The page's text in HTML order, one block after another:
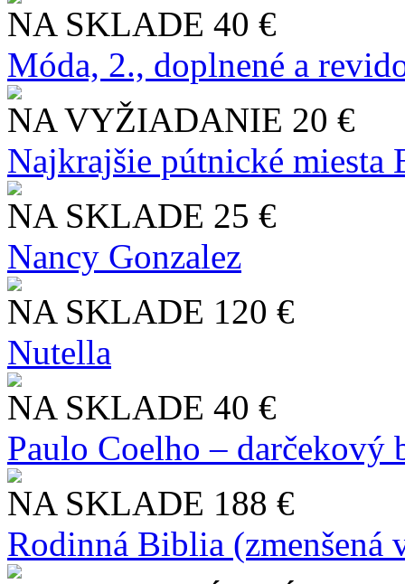
NA SKLADE 40 €
Móda, 2., doplnené a
NA VYŽIADANIE 20 €
Najkrajšie pútnické miesta
NA SKLADE 25 €
Nancy Gonzalez
NA SKLADE 120 €
Nutella
NA SKLADE 40 €
Paulo Coelho – darčekový
NA SKLADE 188 €
Rodinná Biblia (zmenšená